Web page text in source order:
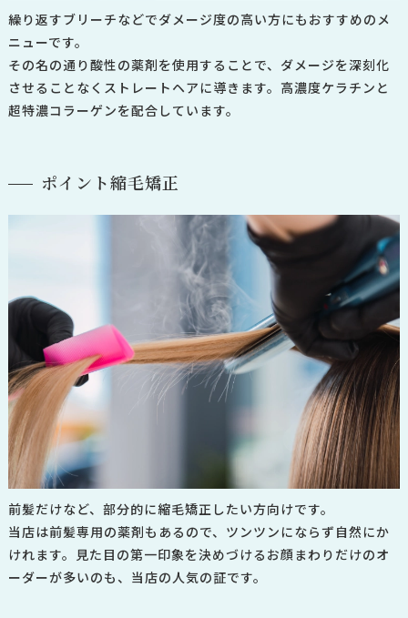
繰り返すブリーチなどでダメージ度の高い方にもおすすめのメ
ニューです。
その名の通り酸性の薬剤を使用することで、ダメージを深刻化
させることなくストレートヘアに導きます。 高濃度ケラチンと
超特濃コラーゲンを配合しています。
ポイント縮毛矯正
前髪だけなど、部分的に縮毛矯正したい方向けです。
当店は前髪専用の薬剤もあるので、ツンツンにならず自然にか
けれます。 見た目の第一印象を決めづけるお顔まわりだけのオ
ーダーが多いのも、当店の人気の証です。